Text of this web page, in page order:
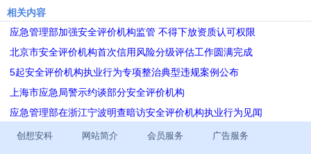
相关内容
应急管理部加强安全评价机构监管 不得下放资质认可权限
北京市安全评价机构首次信用风险分级评估工作圆满完成
5起安全评价机构执业行为专项整治典型违规案例公布
上海市应急局警示约谈部分安全评价机构
应急管理部在浙江宁波明查暗访安全评价机构执业行为见闻
创想安科 网站简介 会员服务 广告服务